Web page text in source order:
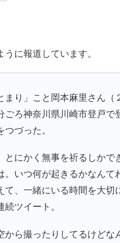
に報道しています。
まり 」こと 岡本麻里 さん（
ごろ神奈川県川崎市登戸で
づった。
とにかく無事を祈るしかで
。いつ何が起きるかなんて
て、一緒にいる時間を大切
ツイート。
から撮ったりしてるけどな